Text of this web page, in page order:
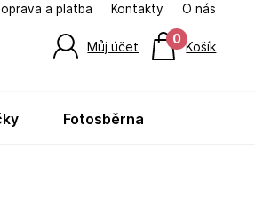
a platba Kontakty O nás
Můj účet Košík
0
fotosběrna